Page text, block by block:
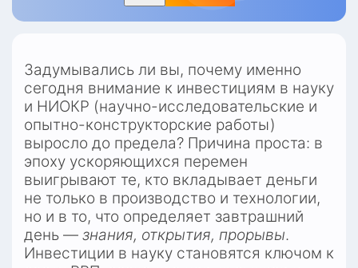
Задумывались ли вы, почему именно
сегодня внимание к инвестициям в науку
и НИОКР (научно-исследовательские и
опытно-конструкторские работы)
выросло до предела? Причина проста: в
эпоху ускоряющихся перемен
выигрывают те, кто вкладывает деньги
не только в производство и технологии,
но и в то, что определяет завтрашний
день — знания, открытия, прорывы.
Инвестиции в науку становятся ключом к